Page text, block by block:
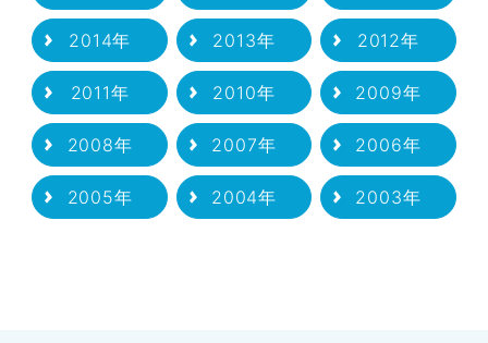
2014年 2013年 2012年
2011年 2010年 2009年
2008年 2007年 2006年
2005年 2004年 2003年